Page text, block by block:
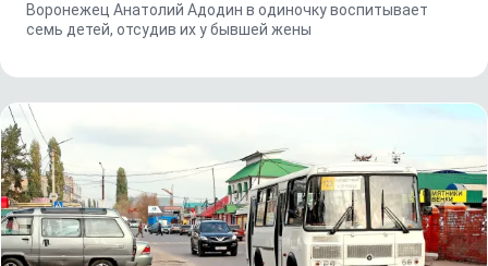
Воронежец Анатолий Адодин в одиночку воспитывает
семь детей, отсудив их у бывшей жены